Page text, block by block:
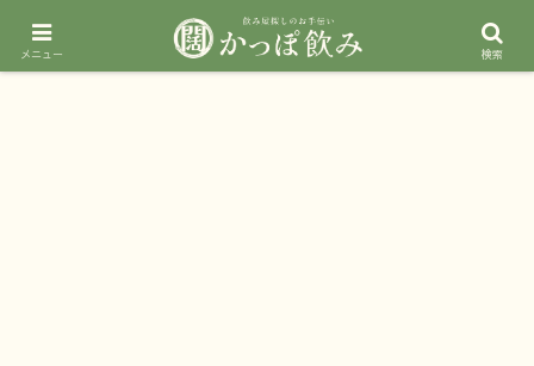
メニュー 検索